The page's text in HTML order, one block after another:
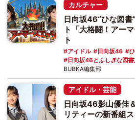
カルチャー
日向坂46“ひな図
ト「大格闘！アー
ト
アイドル 日向坂46
日向坂46とふしぎな図
BUBKA編集部
アイドル・芸能
日向坂46影山優佳
リティーの新番組